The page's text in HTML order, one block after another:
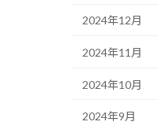
2024年12月
2024年11月
2024年10月
2024年9月